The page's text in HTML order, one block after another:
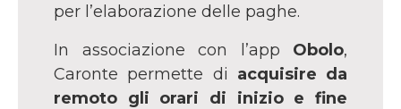
per l’elaborazione delle paghe.
In associazione con l’app Obolo,
Caronte permette di acquisire da
remoto gli orari di inizio e fine